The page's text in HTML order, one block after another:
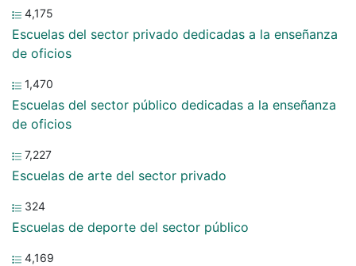
4,175
Escuelas del sector privado dedicadas a la enseñanza
de oficios
1,470
Escuelas del sector público dedicadas a la enseñanza
de oficios
7,227
Escuelas de arte del sector privado
324
Escuelas de deporte del sector público
4,169